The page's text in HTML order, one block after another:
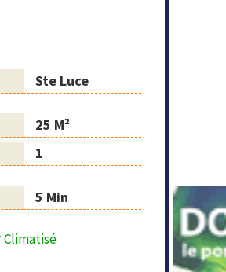
Ste Luce
25 M²
1
5 Min
Climatisé